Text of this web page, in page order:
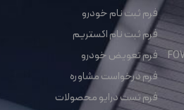
فرم ثبت نام خودرو
فرم ثبت نام اکستریم
فرم تعویض خودرو
فرم درخواست مشاوره
فرم تست درایو محصولات